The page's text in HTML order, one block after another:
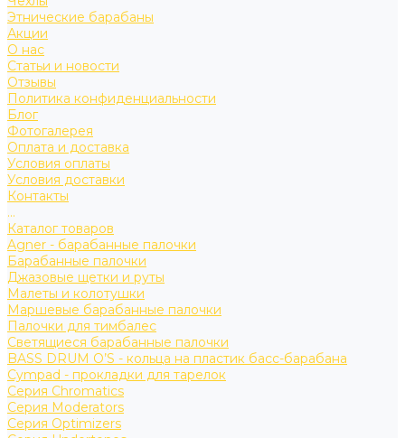
Этнические барабаны
Акции
О нас
Статьи и новости
Отзывы
Политика конфиденциальности
Блог
Фотогалерея
Оплата и доставка
Условия оплаты
Условия доставки
Контакты
...
Каталог товаров
Agner - барабанные палочки
Барабанные палочки
Джазовые щетки и руты
Малеты и колотушки
Маршевые барабанные палочки
Палочки для тимбалес
Светящиеся барабанные палочки
BASS DRUM O’S - кольца на пластик басс-барабана
Cympad - прокладки для тарелок
Серия Chromatics
Серия Moderators
Серия Optimizers